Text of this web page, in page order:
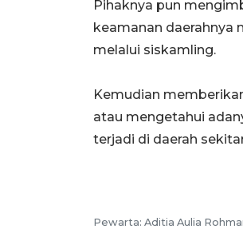
Pihaknya pun
keamanan daerahnya
melalui siskamling.
Kemudian
atau mengetahui
terjadi di daerah
Pewarta: Aditia Aulia